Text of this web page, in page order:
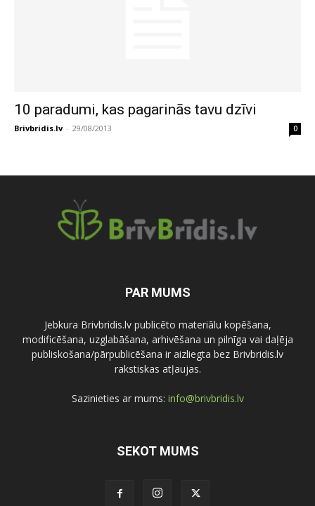
10 paradumi, kas pagarinās tavu dzīvi
Brivbridis.lv - 29/08/2013 0
PAR MUMS
Jebkura Brivbridis.lv publicēto materiālu kopēšana,
modificēšana, uzglabāšana, arhivēšana un pilnīga vai daļēja
publiskošana/pārpublicēšana ir aizliegta bez Brivbridis.lv
rakstiskas atļaujas.
Sazinieties ar mums: info@brivbridis.lv
SEKOT MUMS